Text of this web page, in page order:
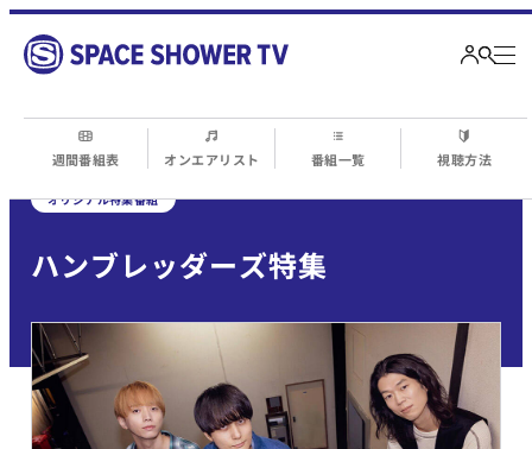
週間番組表 オンエアリスト 番組一覧 視聴方法
オリジナル特集番組
ハンブレッダーズ特集